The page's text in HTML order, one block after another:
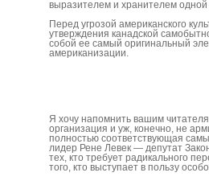
выразителем и хранителем одной
Перед угрозой американского
утверждения канадской
собой ее самый оригинальный
американизации.
Я хочу напомнить вашим
организация и уж, конечно, не
полностью соответствующая
лидер Рене Левек — депутат
тех, кто требует радикального
того, кто выступает в пользу